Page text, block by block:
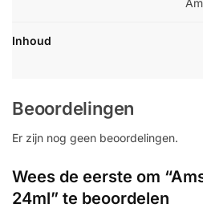
Inhoud
Beoordelingen
Er zijn nog geen beoordelingen.
Wees de eerste om
24ml” te beoordelen